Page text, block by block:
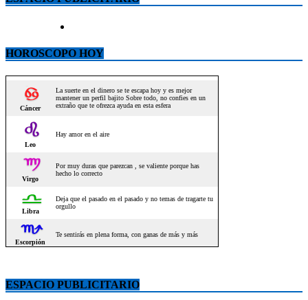
HOROSCOPO HOY
ESPACIO PUBLICITARIO